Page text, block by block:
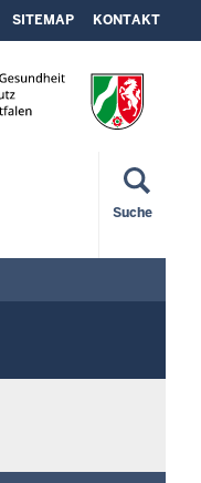
SITEMAP KONTAKT
Suche